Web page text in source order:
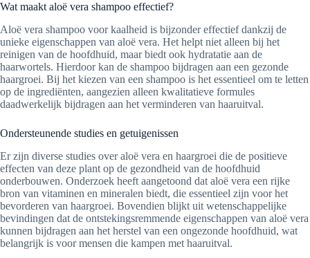
Wat maakt aloë vera shampoo effectief?
Aloë vera shampoo voor kaalheid is bijzonder effectief dankzij de
unieke eigenschappen van aloë vera. Het helpt niet alleen bij het
reinigen van de hoofdhuid, maar biedt ook hydratatie aan de
haarwortels. Hierdoor kan de shampoo bijdragen aan een gezonde
haargroei. Bij het kiezen van een shampoo is het essentieel om te letten
op de ingrediënten, aangezien alleen kwalitatieve formules
daadwerkelijk bijdragen aan het verminderen van haaruitval.
Ondersteunende studies en getuigenissen
Er zijn diverse studies over aloë vera en haargroei die de positieve
effecten van deze plant op de gezondheid van de hoofdhuid
onderbouwen. Onderzoek heeft aangetoond dat aloë vera een rijke
bron van vitaminen en mineralen biedt, die essentieel zijn voor het
bevorderen van haargroei. Bovendien blijkt uit wetenschappelijke
bevindingen dat de ontstekingsremmende eigenschappen van aloë vera
kunnen bijdragen aan het herstel van een ongezonde hoofdhuid, wat
belangrijk is voor mensen die kampen met haaruitval.